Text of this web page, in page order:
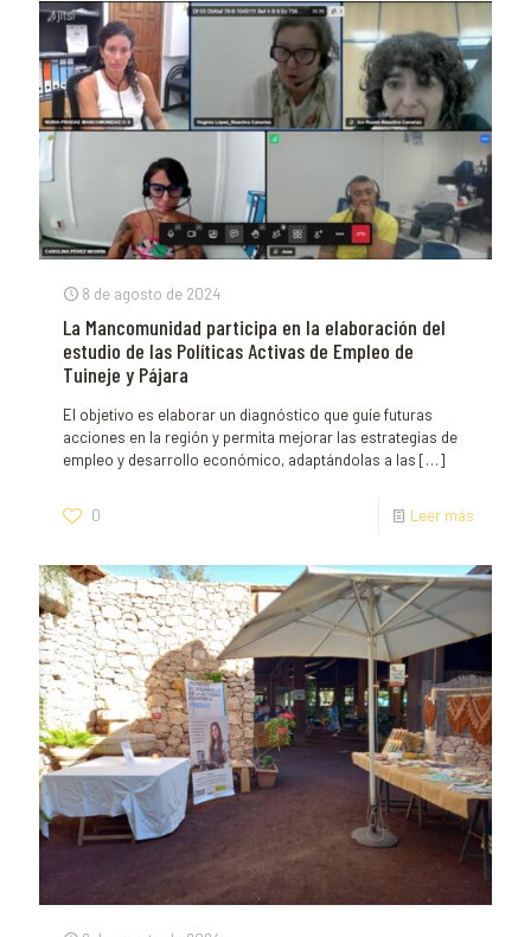
8 de agosto de 2024
La Mancomunidad participa en la elaboración del
estudio de las Políticas Activas de Empleo de
Tuineje y Pájara
El objetivo es elaborar un diagnóstico que guíe futuras
acciones en la región y permita mejorar las estrategias de
empleo y desarrollo económico, adaptándolas a las […]
0 Leer más